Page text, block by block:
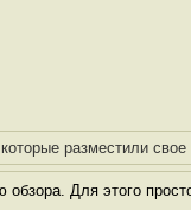
разместили
Для этого